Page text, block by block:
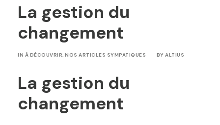
La gestion du
changement
IN À DÉCOUVRIR NOS ARTICLES SYMPATIQUES | BY ALTIUS
La gestion du
changement